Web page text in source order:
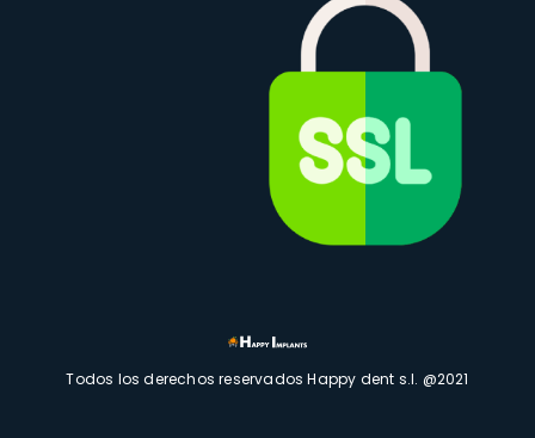
Todos los derechos reservados Happy dent s.l. @2021